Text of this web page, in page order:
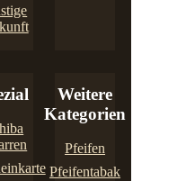
Weitere
Kategorien
Pfeifen
Pfeifentabak